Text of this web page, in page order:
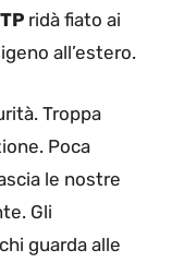
ridà fiato ai
all’estero.
Troppa
Poca
le nostre
Gli
guarda alle